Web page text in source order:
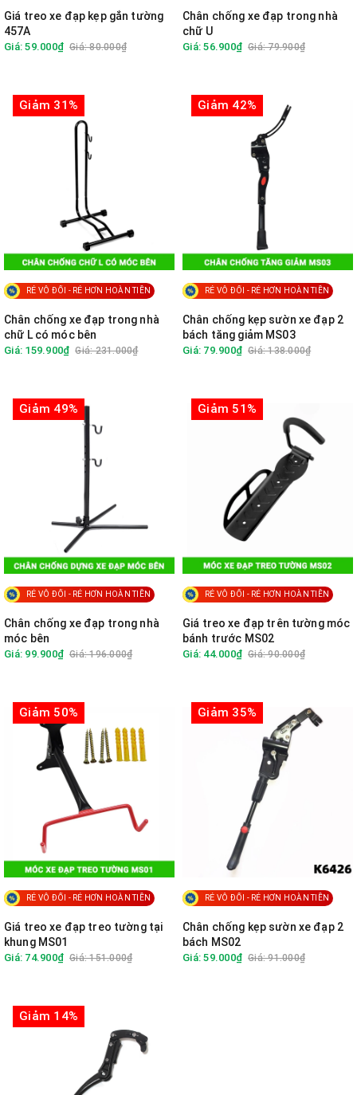
Giá treo xe đạp kẹp gắn tường
457A
Giá: 59.000₫ Giá: 80.000₫
Chân chống xe đạp trong nhà
chữ U
Giá: 56.900₫ Giá: 79.900₫
Giảm 31%
RẺ VÔ ĐỐI - RẺ HƠN HOÀN TIỀN
Chân chống xe đạp trong nhà
chữ L có móc bên
Giá: 159.900₫ Giá: 231.000₫
Giảm 42%
RẺ VÔ ĐỐI - RẺ HƠN HOÀN TIỀN
Chân chống kẹp sườn xe đạp 2
bách tăng giảm MS03
Giá: 79.900₫ Giá: 138.000₫
Giảm 49%
RẺ VÔ ĐỐI - RẺ HƠN HOÀN TIỀN
Chân chống xe đạp trong nhà
móc bên
Giá: 99.900₫ Giá: 196.000₫
Giảm 51%
RẺ VÔ ĐỐI - RẺ HƠN HOÀN TIỀN
Giá treo xe đạp trên tường móc
bánh trước MS02
Giá: 44.000₫ Giá: 90.000₫
Giảm 50%
RẺ VÔ ĐỐI - RẺ HƠN HOÀN TIỀN
Giá treo xe đạp treo tường tại
khung MS01
Giá: 74.900₫ Giá: 151.000₫
Giảm 35%
RẺ VÔ ĐỐI - RẺ HƠN HOÀN TIỀN
Chân chống kẹp sườn xe đạp 2
bách MS02
Giá: 59.000₫ Giá: 91.000₫
Giảm 14%